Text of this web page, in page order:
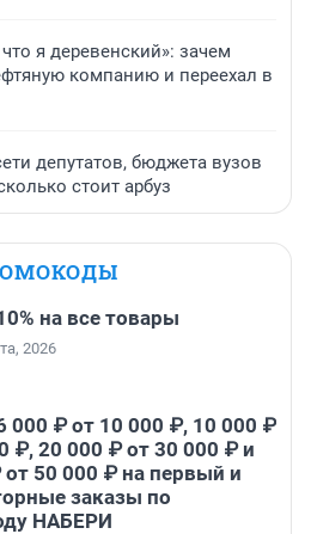
я деревенский»: зачем
компанию и переехал в
депутатов, бюджета вузов
стоит арбуз
на все товары
2026
000 ₽ от 10 000 ₽, 10 000 ₽
₽, 20 000 ₽ от 30 000 ₽ и
50 000 ₽ на первый и
заказы по
НАБЕРИ